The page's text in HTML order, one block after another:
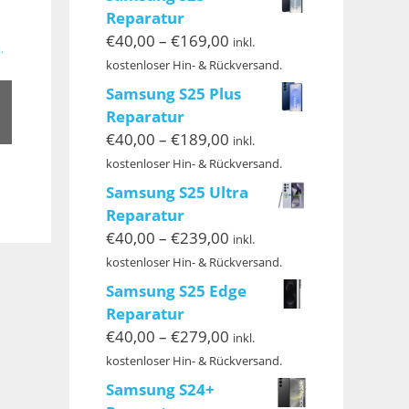
Dieses
mehrere
Reparatur
€40,00 – €169,00 Preisspanne:
€40,00
€169,00
inkl.
kostenloser Hin- & Rückversand.
Samsung S25 Plus
Reparatur
€40,00 – €189,00 Preisspanne:
€40,00
bis
€189,00
inkl.
kostenloser Hin- & Rückversand.
Samsung S25 Ultra
Reparatur
€40,00 – €239,00 Preisspanne:
€40,00
€239,00
inkl.
kostenloser Hin- & Rückversand.
Samsung S25 Edge
Reparatur
€40,00 – €279,00 Preisspanne:
€40,00
€279,00
inkl.
kostenloser Hin- & Rückversand.
Samsung S24+